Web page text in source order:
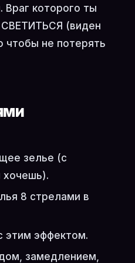
Враг которого ты
СВЕТИТЬСЯ (виден
чтобы не потерять
зелье (с
хочешь).
8 стрелами в
этим эффектом.
замедлением,